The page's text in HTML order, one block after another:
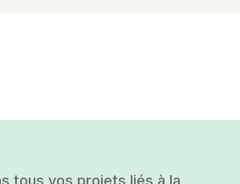
tous vos projets liés à la